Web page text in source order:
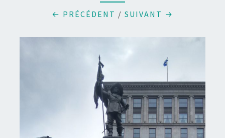
← PRÉCÉDENT / SUIVANT →